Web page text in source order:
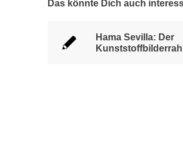
Das könnte Dich auch
Hama Sevilla: Der